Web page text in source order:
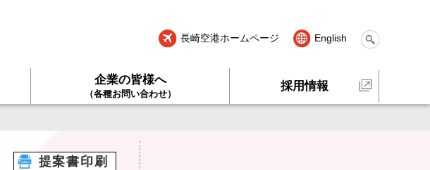
長崎空港ホームページ English
企業の皆様へ
（各種お問い合わせ）
採用情報
提案書印刷